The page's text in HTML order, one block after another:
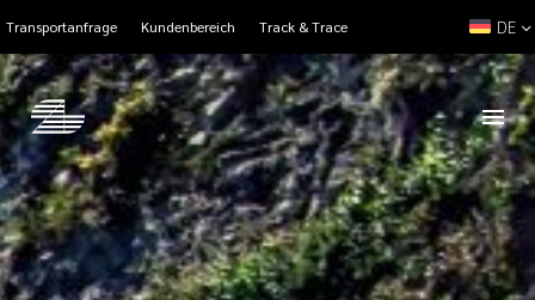
Transportanfrage Kundenbereich Track & Trace DE